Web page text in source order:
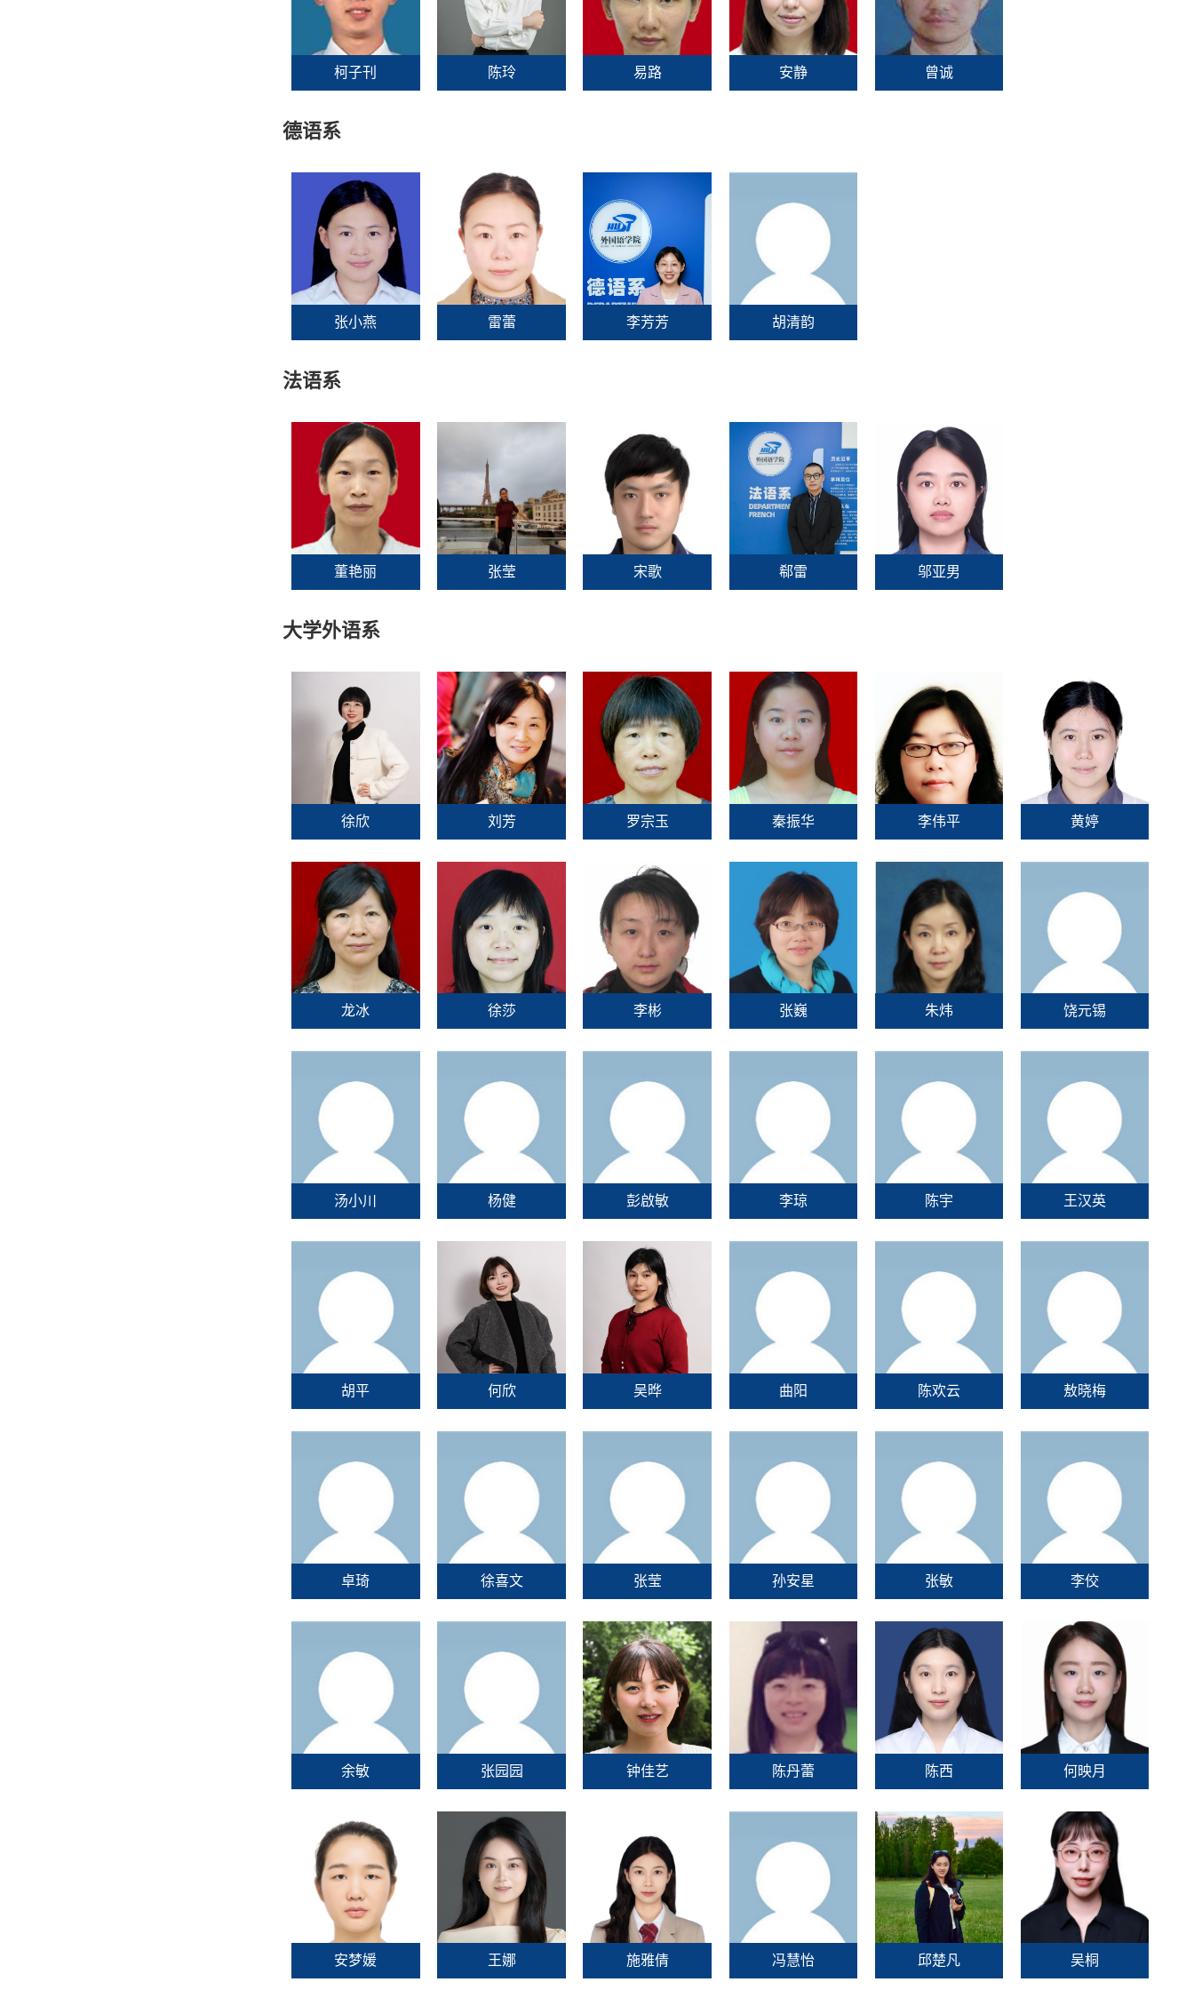
柯子刊 陈玲 易路 安静 曾诚
德语系
张小燕 雷蕾 李芳芳 胡清韵
法语系
董艳丽 张莹 宋歌 郗雷 邬亚男
大学外语系
徐欣 刘芳 罗宗玉 秦振华 李伟平 黄婷
龙冰 徐莎 李彬 张巍 朱炜 饶元锡
汤小川 杨健 彭啟敏 李琼 陈宇 王汉英
胡平 何欣 吴晔 曲阳 陈欢云 敖晓梅
卓琦 徐喜文 张莹 孙安星 张敏 李佼
余敏 张园园 钟佳艺 陈丹蕾 陈西 何映月
安梦媛 王娜 施雅倩 冯慧怡 邱楚凡 吴桐